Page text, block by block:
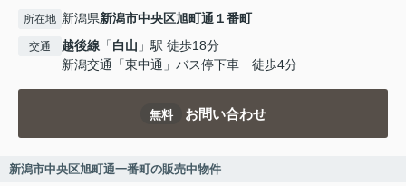
所在地 新潟県新潟市中央区旭町通１番町
交通 越後線 「白山 」駅 徒歩18分
新潟交通「東中通」バス停下車 徒歩4分
無料 お問い合わせ
新潟市中央区旭町通一番町の販売中物件